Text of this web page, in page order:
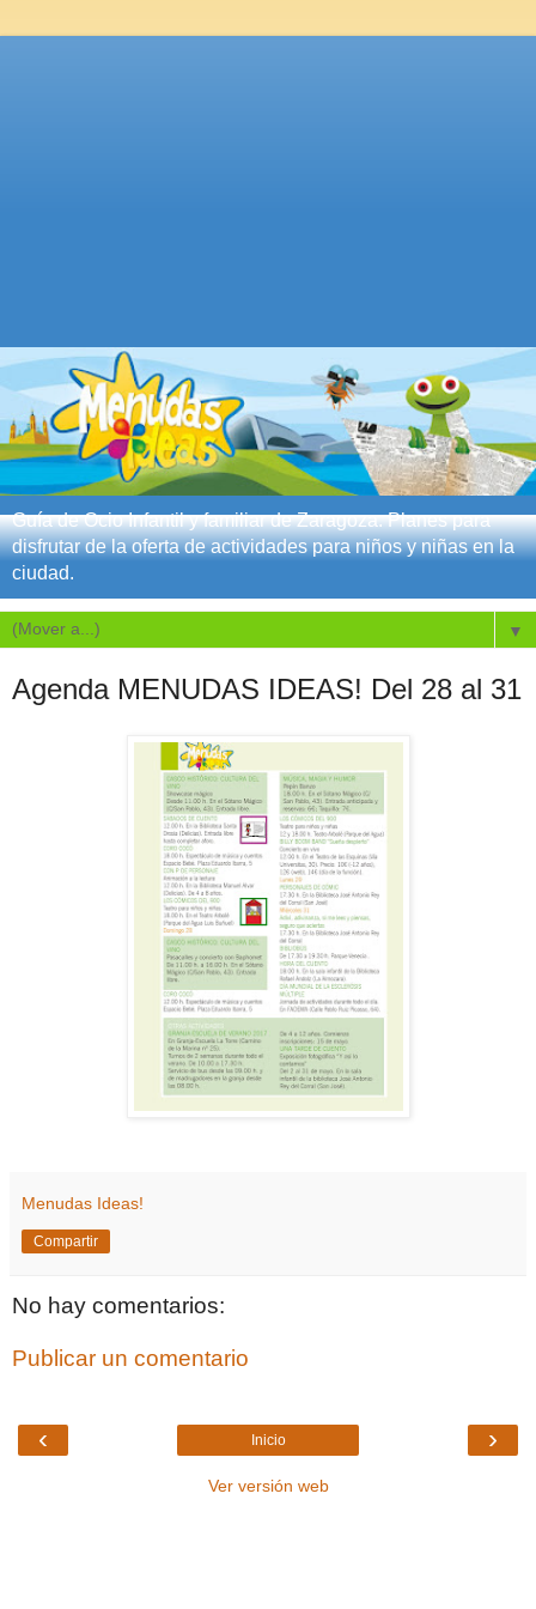
Guía de Ocio Infantil y familiar de Zaragoza. Planes para
disfrutar de la oferta de actividades para niños y niñas en la
ciudad.
▼
Agenda MENUDAS IDEAS! Del 28 al 31
Menudas Ideas!
Compartir
No hay comentarios:
Publicar un comentario
‹ ›
Inicio
Ver versión web